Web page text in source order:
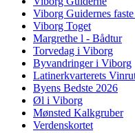
Viborg Guidernes
Viborg Toget
Margrethe l - Bådtur
Torvedag i Viborg
Byvandringer i Viborg
Latinerkvarterets
Byens Bedste 2026
Øl i Viborg
Mønsted Kalkgruber
Verdenskortet